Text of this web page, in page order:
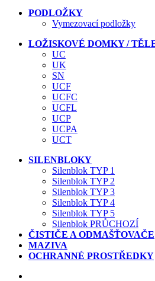
PODLOŽKY
Vymezovací podložky
LOŽISKOVÉ DOMKY /
UC
UK
SN
UCF
UCFC
UCFL
UCP
UCPA
UCT
SILENBLOKY
Silenblok TYP 1
Silenblok TYP 2
Silenblok TYP 3
Silenblok TYP 4
Silenblok TYP 5
Silenblok PRŮCHOZÍ
ČISTIČE A ODMAŠŤOVAČE
MAZIVA
OCHRANNÉ PROSTŘEDKY